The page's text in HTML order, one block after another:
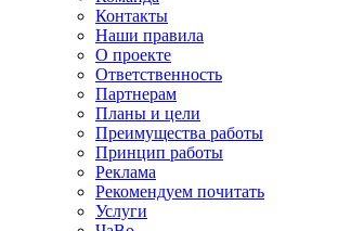
Контакты
Наши правила
О проекте
Ответственность
Партнерам
Планы и цели
Преимущества работы
Принцип работы
Реклама
Рекомендуем почитать
Услуги